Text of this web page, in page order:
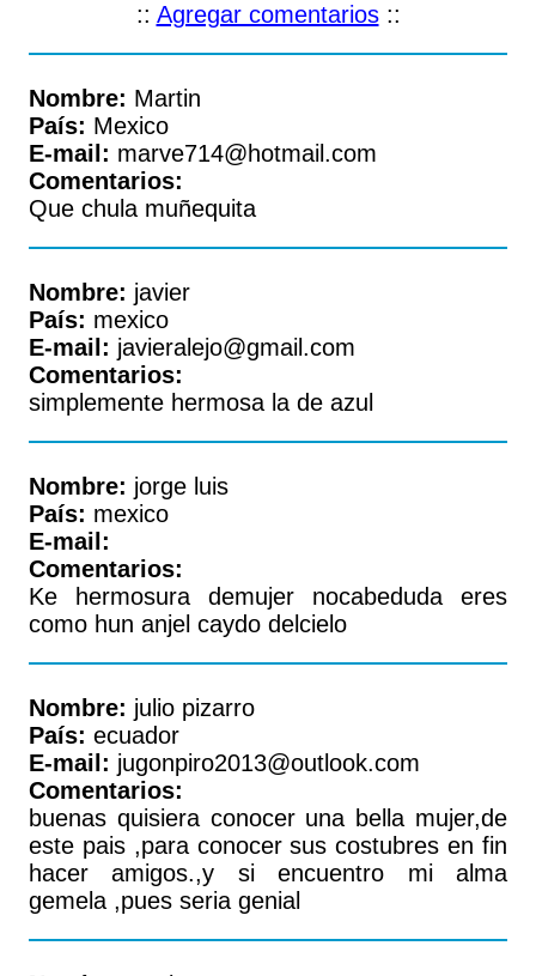
:: Agregar comentarios::
Nombre: Martin
País: Mexico
E-mail: marve714@hotmail.com
Comentarios:
Que chula muñequita
Nombre: javier
País: mexico
E-mail: javieralejo@gmail.com
Comentarios:
simplemente hermosa la de azul
Nombre: jorge luis
País: mexico
E-mail:
Comentarios:
Ke hermosura demujer nocabeduda eres
como hun anjel caydo delcielo
Nombre: julio pizarro
País: ecuador
E-mail: jugonpiro2013@outlook.com
Comentarios:
buenas quisiera conocer una bella mujer,de
este pais ,para conocer sus costubres en fin
hacer amigos.,y si encuentro mi alma
gemela ,pues seria genial